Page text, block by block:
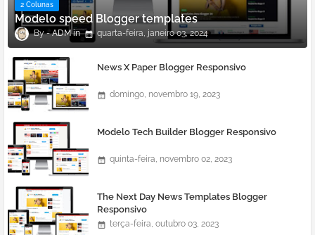
2 Colunas
Modelo speed Blogger templates
ADM quarta-feira, janeiro 03, 2024
News X Paper Blogger Responsivo
domingo, novembro 19, 2023
Modelo Tech Builder Blogger Responsivo
quinta-feira, novembro 02, 2023
The Next Day News Templates Blogger
Responsivo
terça-feira, outubro 03, 2023